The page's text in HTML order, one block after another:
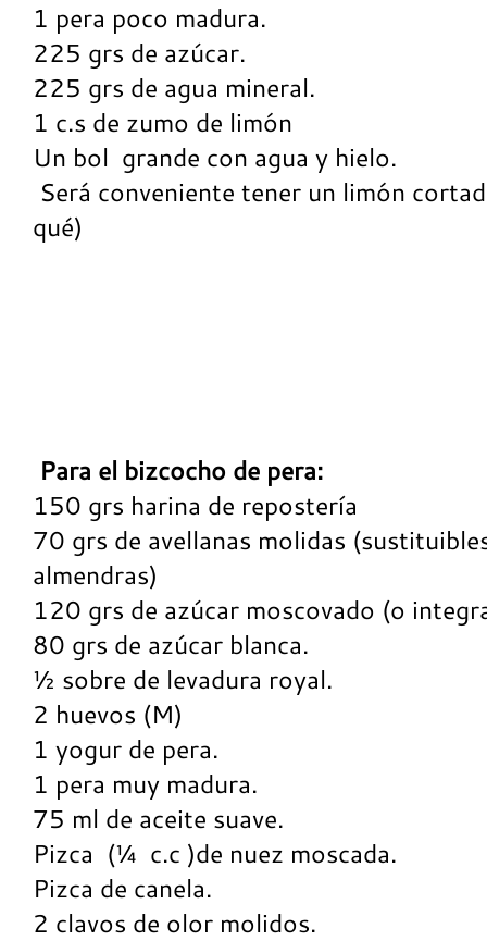
1 pera poco madura.
225 grs de azúcar.
225 grs de agua mineral.
1 c.s de zumo de limón
Un bol grande con agua y hielo.
Será conveniente tener un limón
qué)
Para el bizcocho de pera:
150 grs harina de repostería
70 grs de avellanas molidas
almendras)
120 grs de azúcar moscovado (o
80 grs de azúcar blanca.
½ sobre de levadura royal.
2 huevos (M)
1 yogur de pera.
1 pera muy madura.
75 ml de aceite suave.
Pizca (¼ c.c )de nuez moscada.
Pizca de canela.
2 clavos de olor molidos.